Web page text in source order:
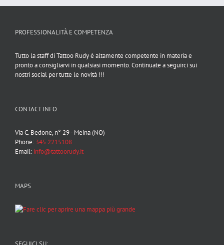
PROFESSIONALITÀ E COMPETENZA
Tutto la staff di Tattoo Rudy è altamente competente in materia e
pronto a consigliarvi in qualsiasi momento. Continuate a seguirci sui
nostri social per tutte le novità !!!
CONTACT INFO
Via C. Bedone, n° 29 - Meina (NO)
Phone: 345 2215108
Email: info@tattoorudy.it
MAPS